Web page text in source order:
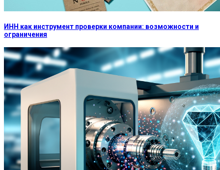
ИНН как инструмент проверки компании: возможности и
ограничения